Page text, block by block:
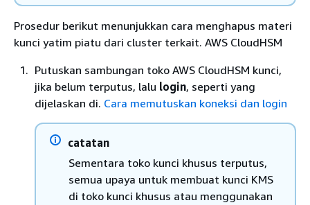
Prosedur berikut menunjukkan cara menghapus materi
kunci yatim piatu dari cluster terkait. AWS CloudHSM
Putuskan sambungan toko AWS CloudHSM kunci,
jika belum terputus, lalu login, seperti yang
dijelaskan di. Cara memutuskan koneksi dan login
catatan
Sementara toko kunci khusus terputus,
semua upaya untuk membuat kunci KMS
di toko kunci khusus atau menggunakan